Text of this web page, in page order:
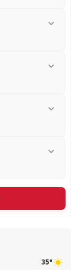
35°